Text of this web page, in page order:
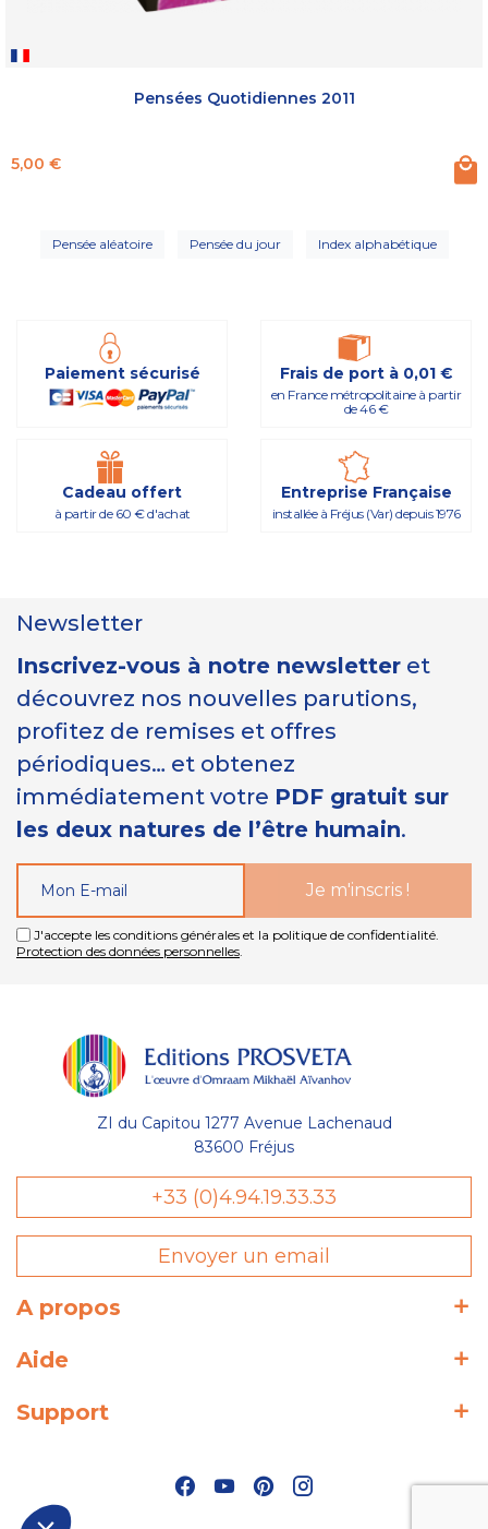
des Cookies
Les Éditions Prosveta utilisent des
cookies nécessaires au bon
fonctionnement du site et à l'optimisation de votre navigation :
conservation de votre liste (wishlist) et de votre panier, avec ou
peuvent être utilisées à des fins statistiques : temps de visite
moment depuis le lien présent dans notre politique de
Lire la politique de confidentialité
Pensées Quotidiennes 2011
Prix
5,00 €
Pensée aléatoire Pensée du jour Index alphabétique
Paiement sécurisé Frais de port à 0,01 €
en France métropolitaine à partir
de 46 €
Cadeau offert
à partir de 60 € d'achat
Entreprise Française
installée à Fréjus (Var) depuis 1976
Newsletter
Inscrivez-vous à notre newsletter et
découvrez nos nouvelles parutions,
profitez de remises et offres
périodiques… et obtenez
immédiatement votre PDF gratuit sur
les deux natures de l’être humain.
J'accepte les conditions générales et la politique de confidentialité.
Protection des données personnelles
ZI du Capitou 1277 Avenue Lachenaud
83600 Fréjus
+33 (0)4.94.19.33.33
Envoyer un email
A propos
Aide
Support